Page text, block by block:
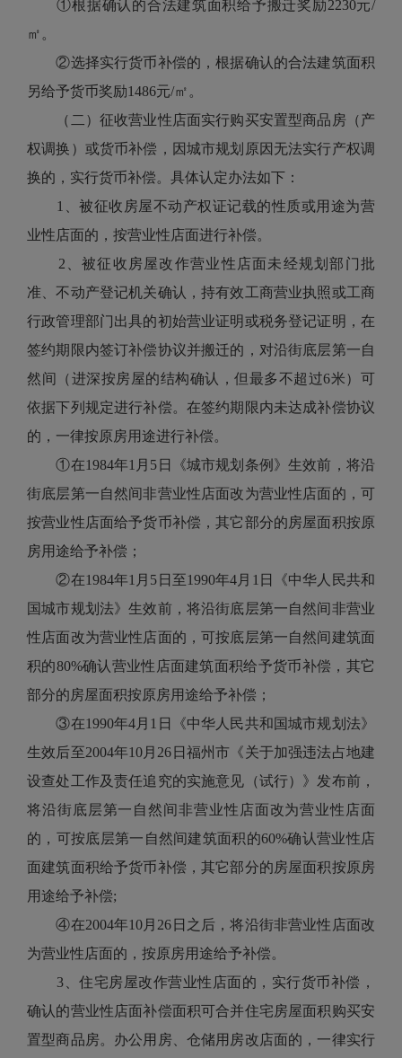
①根据确认的合法建筑面积给予搬迁奖励2230元/
㎡。
②选择实行货币补偿的，根据确认的合法建筑面积
另给予货币奖励1486元/㎡。
（二）征收营业性店面实行购买安置型商品房（产
权调换）或货币补偿，因城市规划原因无法实行产权调
换的，实行货币补偿。具体认定办法如下：
1、被征收房屋不动产权证记载的性质或用途为营
业性店面的，按营业性店面进行补偿。
2、被征收房屋改作营业性店面未经规划部门批
准、不动产登记机关确认，持有效工商营业执照或工商
行政管理部门出具的初始营业证明或税务登记证明，在
签约期限内签订补偿协议并搬迁的，对沿街底层第一自
然间（进深按房屋的结构确认，但最多不超过6米）可
依据下列规定进行补偿。在签约期限内未达成补偿协议
的，一律按原房用途进行补偿。
①在1984年1月5日《城市规划条例》生效前，将沿
街底层第一自然间非营业性店面改为营业性店面的，可
按营业性店面给予货币补偿，其它部分的房屋面积按原
房用途给予补偿；
②在1984年1月5日至1990年4月1日《中华人民共和
国城市规划法》生效前，将沿街底层第一自然间非营业
性店面改为营业性店面的，可按底层第一自然间建筑面
积的80%确认营业性店面建筑面积给予货币补偿，其它
部分的房屋面积按原房用途给予补偿；
③在1990年4月1日《中华人民共和国城市规划法》
生效后至2004年10月26日福州市《关于加强违法占地建
设查处工作及责任追究的实施意见（试行）》发布前，
将沿街底层第一自然间非营业性店面改为营业性店面
的，可按底层第一自然间建筑面积的60%确认营业性店
面建筑面积给予货币补偿，其它部分的房屋面积按原房
用途给予补偿;
④在2004年10月26日之后，将沿街非营业性店面改
为营业性店面的，按原房用途给予补偿。
3、住宅房屋改作营业性店面的，实行货币补偿，
确认的营业性店面补偿面积可合并住宅房屋面积购买安
置型商品房。办公用房、仓储用房改店面的，一律实行